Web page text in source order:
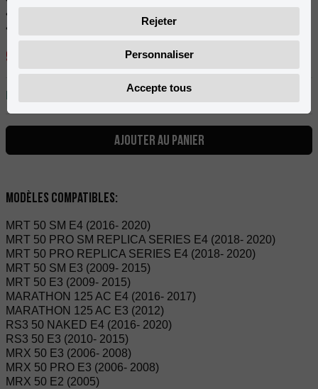
• Buse d'origine.
• Vendu à l'unité.
9,07
AJOUTER AU PANIER
Modèles compatibles:
MRT 50 SM E4 (2016- 2020)
MRT 50 PRO SM REPLICA SERIES E4 (2018- 2020)
MRT 50 PRO REPLICA SERIES E4 (2018- 2020)
MRT 50 SM E3 (2009- 2015)
MRT 50 E3 (2009- 2015)
MARATHON 125 AC E4 (2016- 2017)
MARATHON 125 AC E3 (2012)
RS3 50 NAKED E4 (2016- 2020)
RS3 50 E3 (2010- 2015)
MRX 50 E3 (2006- 2008)
MRX 50 PRO E3 (2006- 2008)
MRX 50 E2 (2005)
Rejeter
Personnaliser
Accepte tous